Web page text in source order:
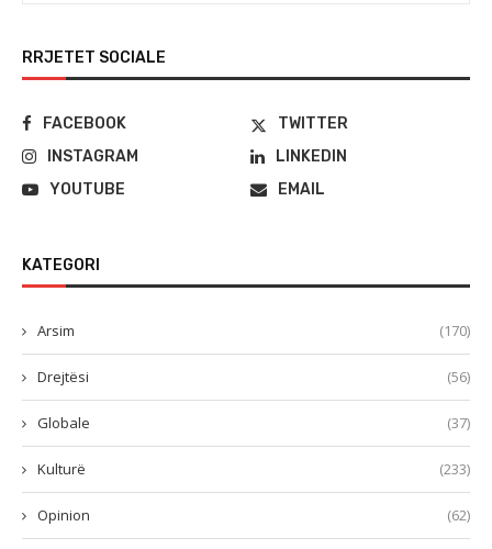
RRJETET SOCIALE
FACEBOOK
TWITTER
INSTAGRAM
LINKEDIN
YOUTUBE
EMAIL
KATEGORI
Arsim (170)
Drejtësi (56)
Globale (37)
Kulturë (233)
Opinion (62)